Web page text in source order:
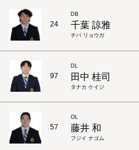
24
DB
千葉 諒雅
チバ リョウガ
97
DL
田中 桂司
タナカ ケイジ
57
OL
藤井 和
フジイ ナゴム